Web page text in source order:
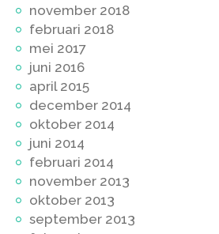
november 2018
februari 2018
mei 2017
juni 2016
april 2015
december 2014
oktober 2014
juni 2014
februari 2014
november 2013
oktober 2013
september 2013